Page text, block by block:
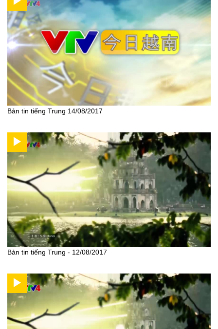
Bản tin tiếng Trung 14/08/2017
Bản tin tiếng Trung - 12/08/2017